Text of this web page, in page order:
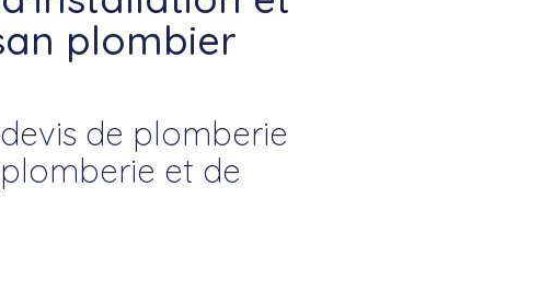
plombier
de plomberie
et de